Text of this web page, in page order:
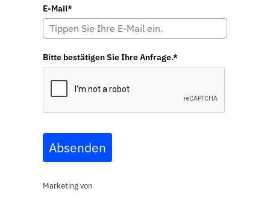
E-Mail*
Bitte bestätigen Sie Ihre Anfrage.*
Absenden
Marketing von